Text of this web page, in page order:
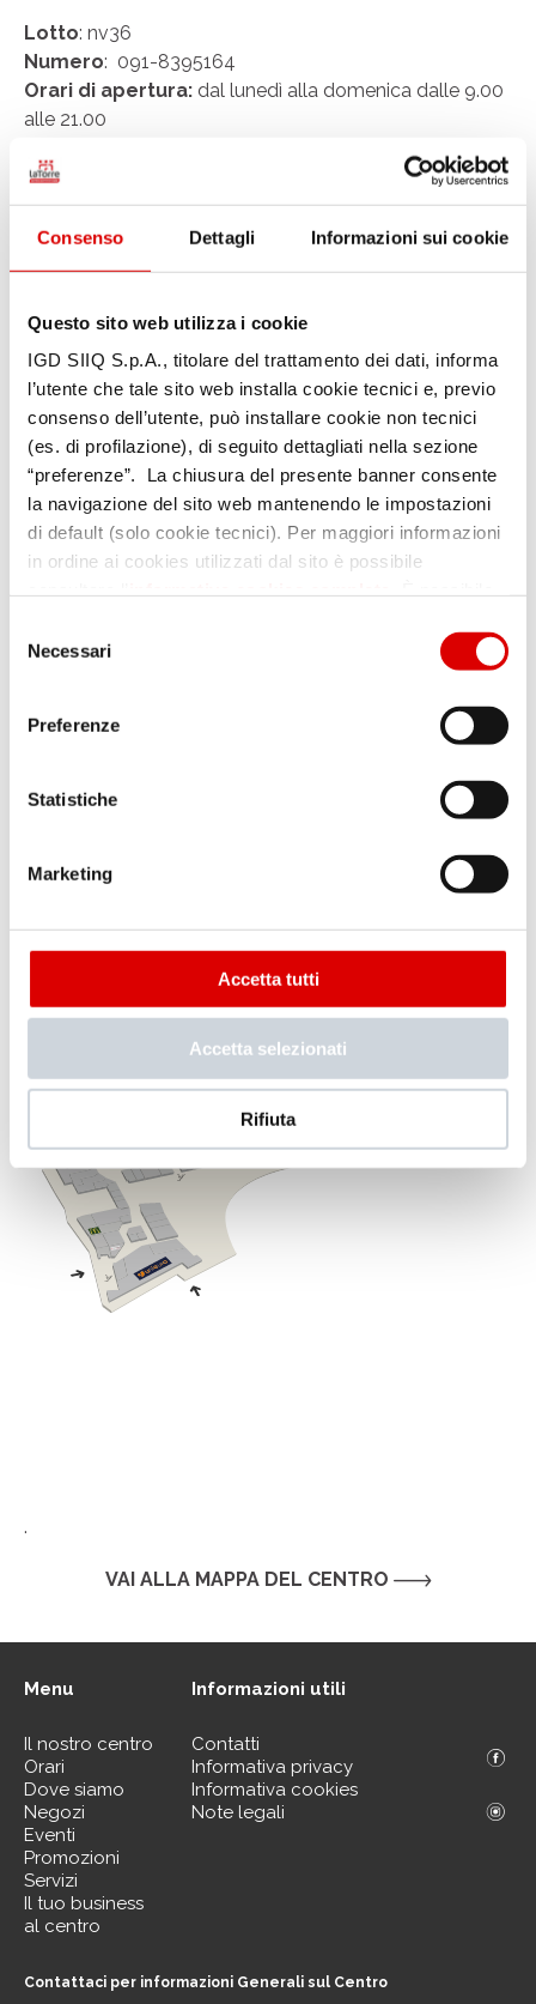
Consenso Dettagli Informazioni sui cookie
Questo sito web utilizza i cookie
IGD SIIQ S.p.A., titolare del trattamento dei dati, informa
l’utente che tale sito web installa cookie tecnici e, previo
consenso dell’utente, può installare cookie non tecnici
(es. di profilazione), di seguito dettagliati nella sezione
“preferenze”. La chiusura del presente banner consente
la navigazione del sito web mantenendo le impostazioni
di default (solo cookie tecnici). Per maggiori informazioni
in ordine ai cookies utilizzati dal sito è possibile
mediante il link “rivedi le tue scelte sui cookie” presente
delNecessari
Preferenze
Statistiche
Marketing
Accetta tutti
Accetta selezionati
Rifiuta
Lotto: nv36
Numero: 091-8395164
Orari di apertura: dal lunedì alla domenica dalle 9.00
alle 21.00
.
VAI ALLA MAPPA DEL CENTRO
Menu
Il nostro centro
Orari
Dove siamo
Negozi
Eventi
Promozioni
Servizi
Il tuo business
al centro
Informazioni utili
Contatti
Informativa privacy
Informativa cookies
Note legali
Contattaci per informazioni Generali sul Centro